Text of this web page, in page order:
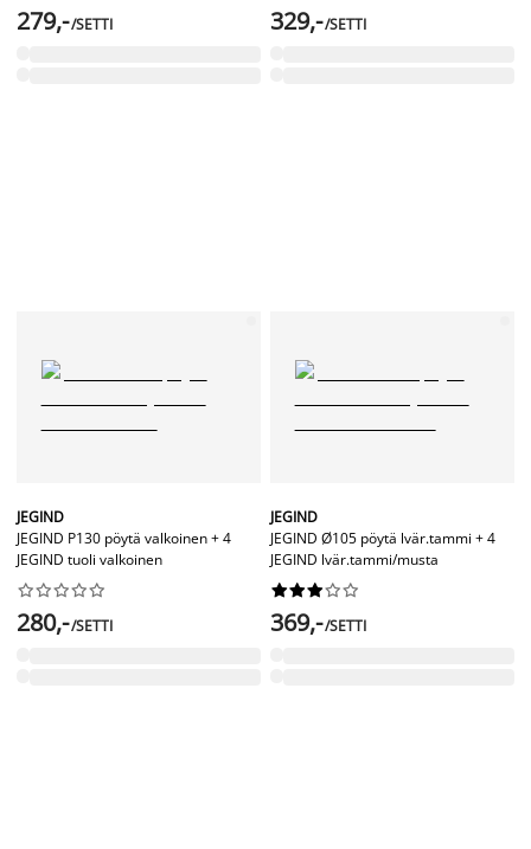
279,-/SETTI 329,-/SETTI
JEGIND
JEGIND P130 pöytä valkoinen + 4
JEGIND tuoli valkoinen






280,-/SETTI
JEGIND
JEGIND Ø105 pöytä lvär.tammi + 4
JEGIND lvär.tammi/musta






369,-/SETTI